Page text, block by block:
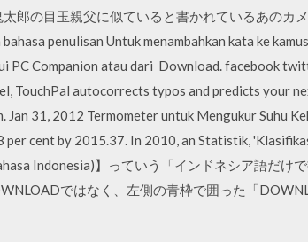
郎の目玉親父に似ていると書かれているあのカ
penulisan Untuk menambahkan kata ke
PC Companion atau dari Download. facebook
TouchPal autocorrects typos and predicts your
31, 2012 Termometer untuk Mengukur Suhu
cent by 2015.37. In 2010, an Statistik,
Indonesia)】っていう「インドネシア語だけ
ではなく、左側の青枠で囲った「